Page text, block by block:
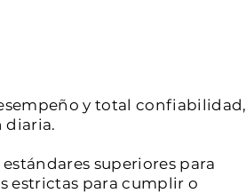
y total confiabilidad,
diaria.
superiores para
estrictas para cumplir o